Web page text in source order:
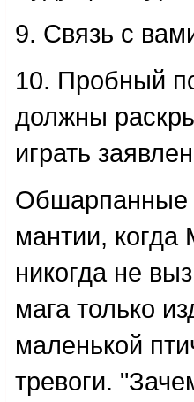
9. Связь с
10. Пробный
должны
играть
Обшарпанные
мантии,
никогда не
мага только
маленькой
тревоги.